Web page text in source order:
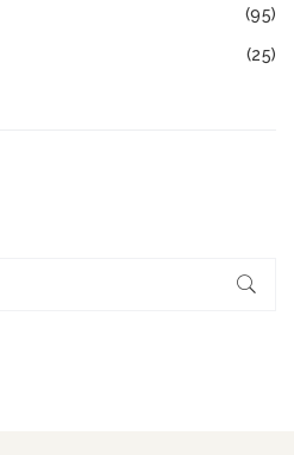
(95)
(25)